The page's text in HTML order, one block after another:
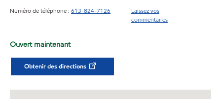
Numéro de téléphone : 613-824-7126
Laissez vos
commentaires
Ouvert maintenant
Obtenir des directions